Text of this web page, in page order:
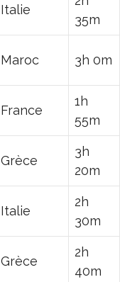
Italie
35m
Maroc 3h 0m
France
1h
55m
Grèce
3h
20m
Italie
2h
30m
Grèce
2h
40m